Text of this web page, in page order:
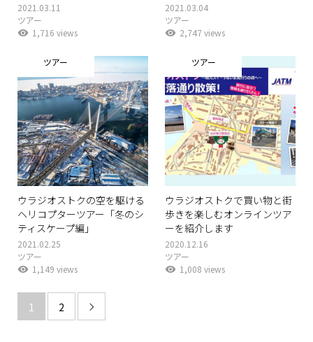
2021.03.11
ツアー
1,716 views
2021.03.04
ツアー
2,747 views
ツアー
ウラジオストクの空を駆ける
ヘリコプターツアー「冬のシ
ティスケープ編」
2021.02.25
ツアー
1,149 views
ツアー
ウラジオストクで買い物と街
歩きを楽しむオンラインツア
ーを紹介します
2020.12.16
ツアー
1,008 views
1 2 